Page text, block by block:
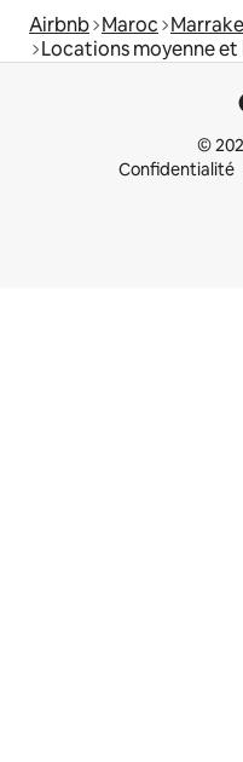
Airbnb Maroc
Locations moyenne
©
Confidentialité